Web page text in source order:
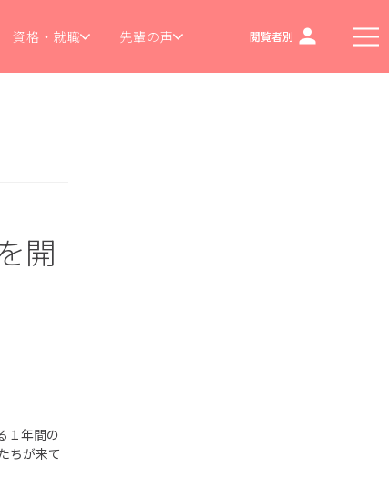
資格・就職 先輩の声 閲覧者別
開
１年間の
ちが来て